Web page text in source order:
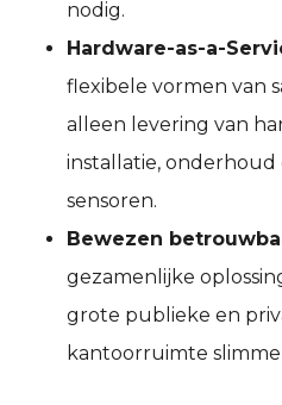
nodig.
Hardware-as-a-
flexibele vormen van
alleen levering van
installatie,
sensoren.
Bewezen
gezamenlijke
grote publieke en
kantoorruimte